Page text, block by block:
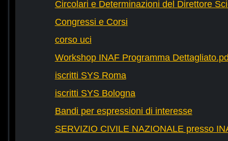
Circolari e Determinazioni del Direttore
Congressi e Corsi
corso uci
Workshop INAF Programma
iscritti SYS Roma
iscritti SYS Bologna
Bandi per espressioni di interesse
SERVIZIO CIVILE NAZIONALE presso